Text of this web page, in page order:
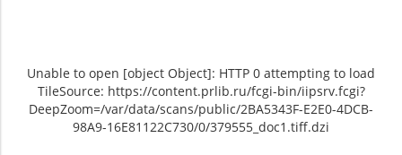
Unable to open [object Object]: HTTP 0 attempting to load
TileSource: https://content.prlib.ru/fcgi-bin/iipsrv.fcgi?
DeepZoom=/var/data/scans/public/2BA5343F-E2E0-4DCB-
98A9-16E81122C730/0/379555_doc1.tiff.dzi